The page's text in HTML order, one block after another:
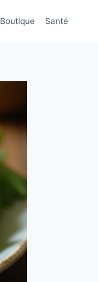
Boutique Santé